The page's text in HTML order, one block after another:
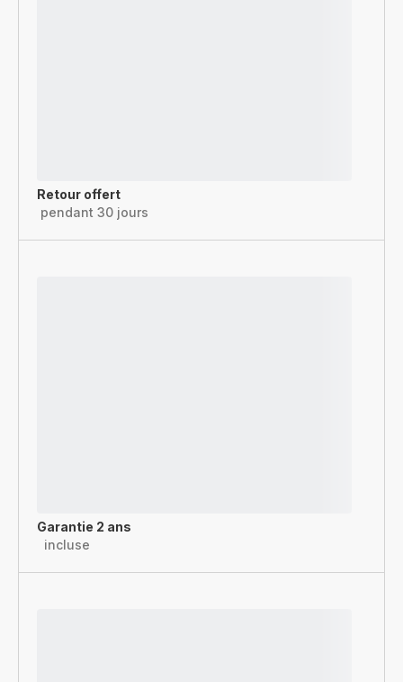
Retour offert
pendant 30 jours
Garantie 2 ans
incluse